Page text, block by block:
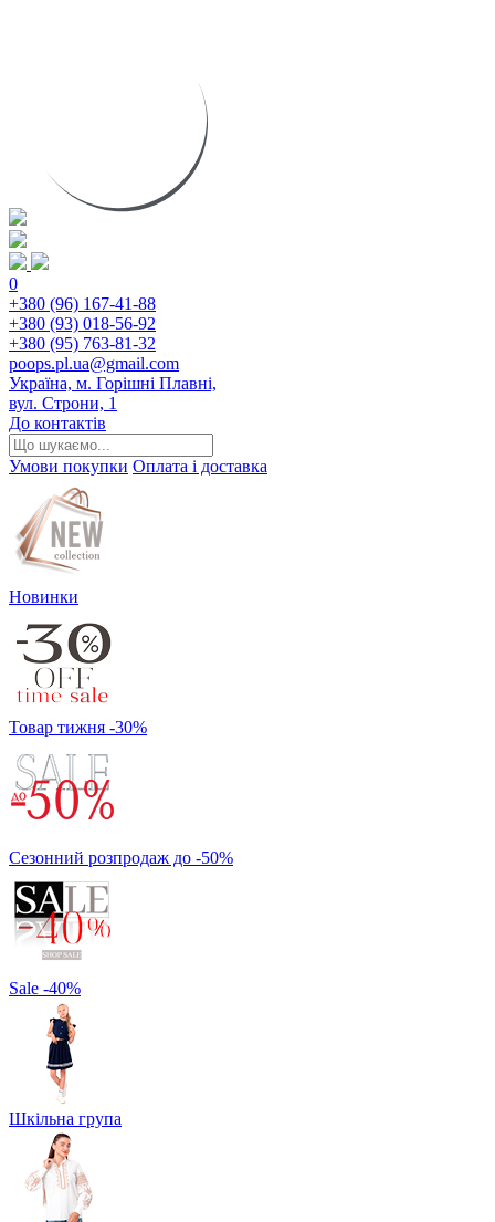
0
+380 (96) 167-41-88
+380 (93) 018-56-92
+380 (95) 763-81-32
poops.pl.ua@gmail.com
Україна, м. Горішні Плавні,
вул. Строни, 1
До контактів
Умови покупки Оплата і доставка
Новинки
Товар тижня -30%
Сезонний розпродаж до -50%
Sale -40%
Шкільна група